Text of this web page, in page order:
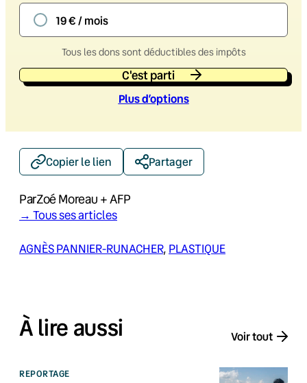
19 € / mois
Tous les dons sont déductibles des impôts
C'est parti
Plus d’options
Copier le lien Partager
ParZoé Moreau + AFP
→ Tous ses articles
AGNÈS PANNIER-RUNACHER, PLASTIQUE
À lire aussi Voir tout
REPORTAGE